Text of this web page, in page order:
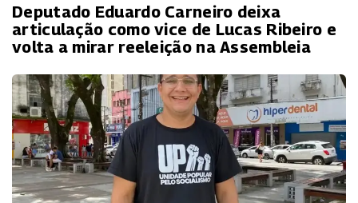
Deputado Eduardo Carneiro deixa
articulação como vice de Lucas Ribeiro e
volta a mirar reeleição na Assembleia